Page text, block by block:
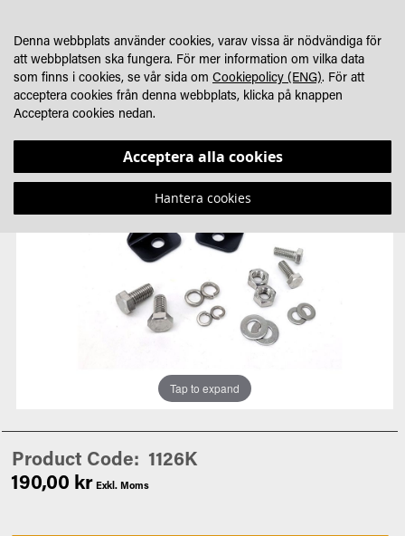
INNEHÅLLET
slutet
bildgalleriet
början
bildgalleriet
Tap to expand
Product Code 1126K
190,00 kr
Denna webbplats använder cookies, varav vissa är nödvändiga för
att webbplatsen ska fungera. För mer information om vilka data
som finns i cookies, se vår sida om Cookiepolicy (ENG). För att
acceptera cookies från denna webbplats, klicka på knappen
Acceptera cookies nedan.
Acceptera alla cookies
Hantera cookies